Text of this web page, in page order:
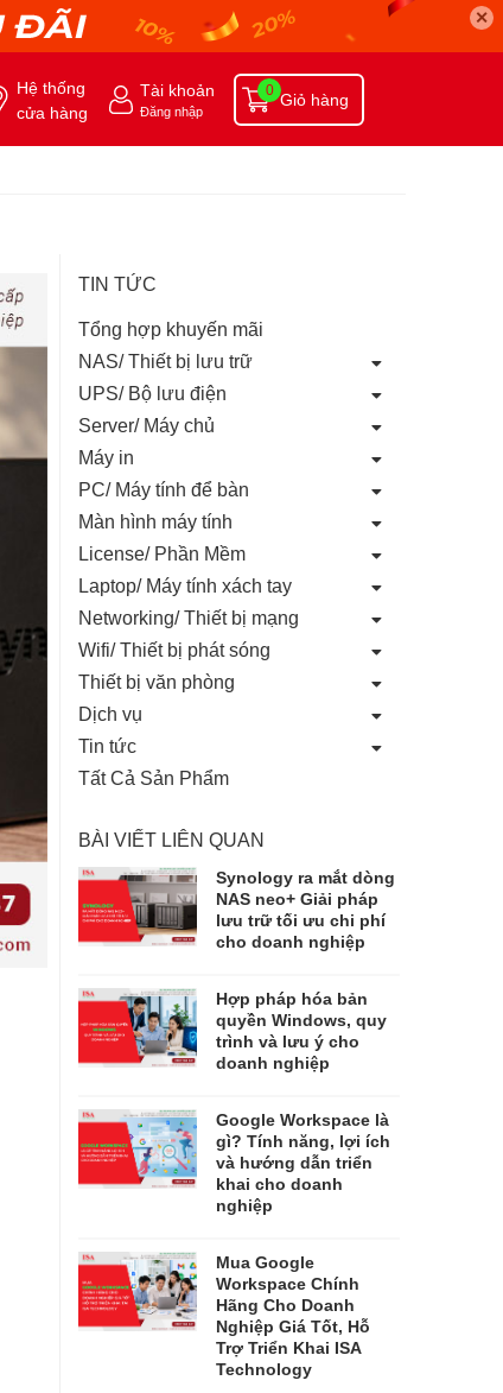
✕
Hệ thống
cửa hàng
Tài khoản
Đăng nhập
Giỏ hàng
0
TIN TỨC
Tổng hợp khuyến mãi
NAS/ Thiết bị lưu trữ
UPS/ Bộ lưu điện
Server/ Máy chủ
Máy in
PC/ Máy tính để bàn
Màn hình máy tính
License/ Phần Mềm
Laptop/ Máy tính xách tay
Networking/ Thiết bị mạng
Wifi/ Thiết bị phát sóng
Thiết bị văn phòng
Dịch vụ
Tin tức
Tất Cả Sản Phẩm
BÀI VIẾT LIÊN QUAN
Synology ra mắt dòng
NAS neo+ Giải pháp
lưu trữ tối ưu chi phí
cho doanh nghiệp
Hợp pháp hóa bản
quyền Windows, quy
trình và lưu ý cho
doanh nghiệp
Google Workspace là
gì? Tính năng, lợi ích
và hướng dẫn triển
khai cho doanh
nghiệp
Mua Google
Workspace Chính
Hãng Cho Doanh
Nghiệp Giá Tốt, Hỗ
Trợ Triển Khai ISA
Technology